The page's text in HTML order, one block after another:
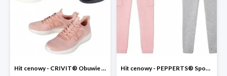
Hit cenowy - CRIVIT® Obuwie dziewczęce sportowe i na co dzień, 1 para Hit cenowy - PEPPERTS® Spodnie dresowe dziewczęce, 1 para